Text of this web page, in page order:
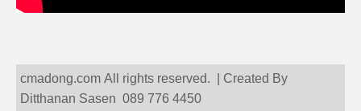
cmadong.com All rights reserved. | Created By
Ditthanan Sasen 089 776 4450